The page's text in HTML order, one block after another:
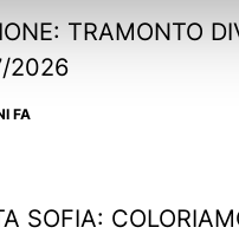
TRAMONTO
2026
FA
SOFIA: